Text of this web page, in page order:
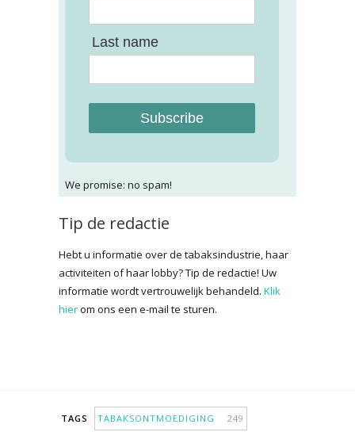
Last name
Subscribe
We promise: no spam!
Tip de redactie
Hebt u informatie over de tabaksindustrie, haar
activiteiten of haar lobby? Tip de redactie! Uw
informatie wordt vertrouwelijk behandeld. Klik
hierom ons een e-mail te sturen.
TAGS TABAKSONTMOEDIGING 249